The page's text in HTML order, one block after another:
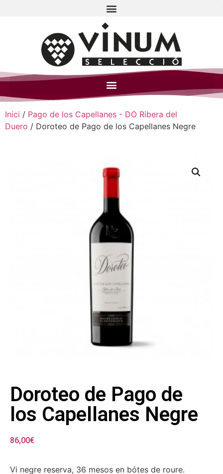
Inici / Pago de los Capellanes - DO Ribera del
Duero / Doroteo de Pago de los Capellanes Negre
Doroteo de Pago de
los Capellanes Negre
86,00€
Vi negre reserva, 36 mesos en bótes de roure.